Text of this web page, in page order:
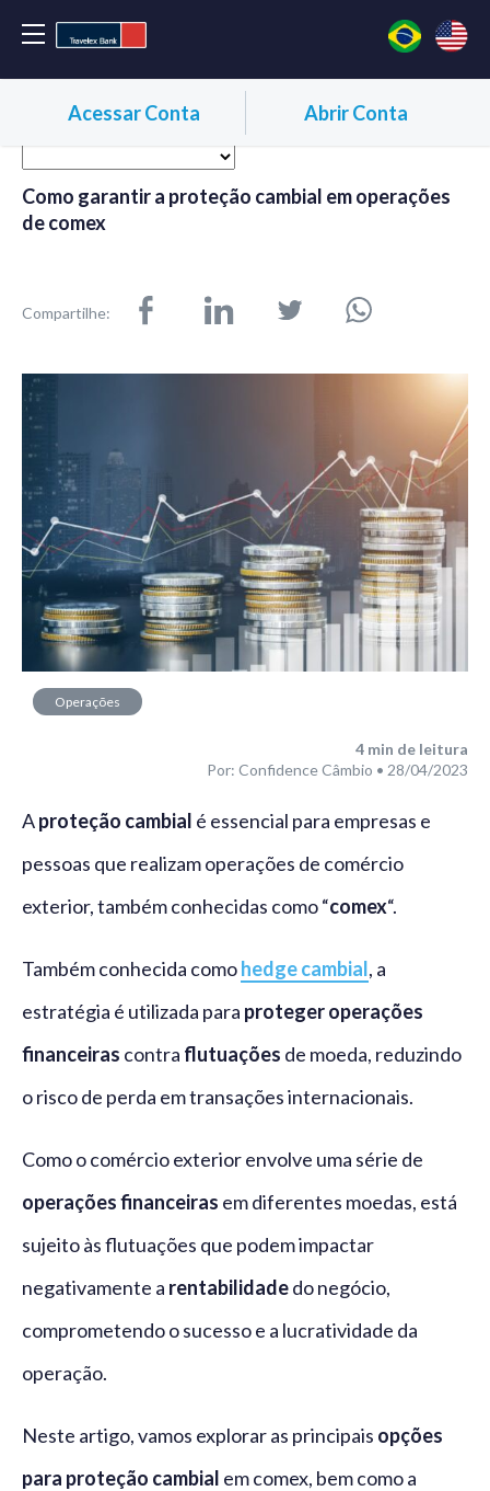
Acessar Conta Abrir Conta
Como garantir a proteção cambial em operações
de comex
Compartilhe:
Operações
4 min de leitura
Por: Confidence Câmbio • 28/04/2023
Aproteção cambial é essencial para empresas e
pessoas que realizam operações de comércio
exterior, também conhecidas como “comex“.
Também conhecida comohedge cambial, a
estratégia é utilizada para proteger operações
financeiras contra flutuações de moeda, reduzindo
o risco de perda em transações internacionais.
Como o comércio exterior envolve uma série de
operações financeiras em diferentes moedas, está
sujeito às flutuações que podem impactar
negativamente a rentabilidadedo negócio,
comprometendo o sucesso e a lucratividade da
operação.
Neste artigo, vamos explorar as principais opções
para proteção cambial em comex, bem como a